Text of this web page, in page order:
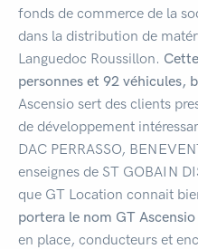
fonds de commerce de la
dans la distribution de
Languedoc Roussillon.
personnes et 92 véhicules,
Ascensio sert des clients
de développement
DAC PERRASSO,
enseignes de ST GOBAIN
que GT Location connait
portera le nom GT Ascensio
en place, conducteurs et